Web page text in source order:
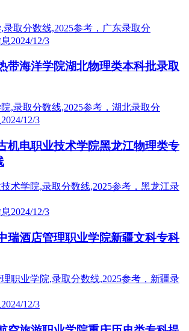
2024/12/3
带海洋学院湖北物理类本科批录取
2024/12/3
机电职业技术学院黑龙江物理类专
2024/12/3
瑞酒店管理职业学院新疆文科专科
2024/12/3